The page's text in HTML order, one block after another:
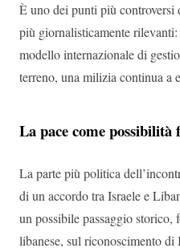
È uno dei punti più controversi
più giornalisticamente
modello internazionale di
terreno, una milizia continua a
La pace come possibilità
La parte più politica
di un accordo tra Israele e
un possibile passaggio storico,
libanese, sul riconoscimento di